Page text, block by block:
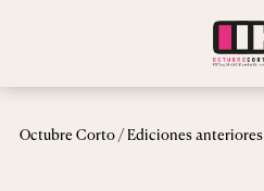
Octubre Corto/Ediciones anteriores